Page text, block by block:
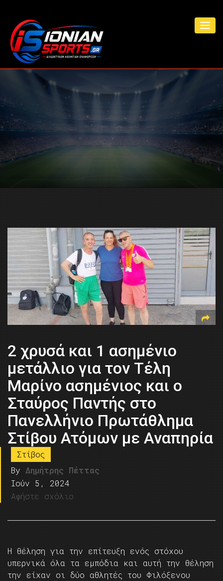
2 χρυσά και 1 ασημένιο
μετάλλιο για τον Τέλη
Μαρίνο ασημένιος και ο
Σταύρος Παντής στο
Πανελλήνιο Πρωτάθλημα
Στίβου Ατόμων με Αναπηρία
Στίβος
By Δημήτρης Πέττας
Ιούν 5, 2024
Αφήστε σχόλιο
Η θέληση για την επίτευξη ενός στόχου
υπερνικά όλα τα εμπόδια και αυτή την θέληση
την είχαν οι δύο αθλητές του Φιλόξενου